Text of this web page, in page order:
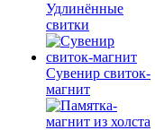
Удлинённые
свитки
Сувенир свиток-
магнит